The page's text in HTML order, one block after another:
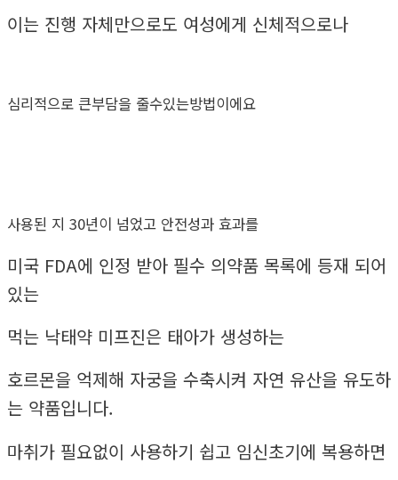
이는 진행 자체만으로도 여성에게 신체적으로나
심리적으로 큰부담을 줄수있는방법이에요
사용된 지 30년이 넘었고 안전성과 효과를
미국 FDA에 인정 받아 필수 의약품 목록에 등재 되어
있는
먹는 낙태약 미프진은 태아가 생성하는
호르몬을 억제해 자궁을 수축시켜 자연 유산을 유도하
는 약품입니다.
마취가 필요없이 사용하기 쉽고 임신초기에 복용하면